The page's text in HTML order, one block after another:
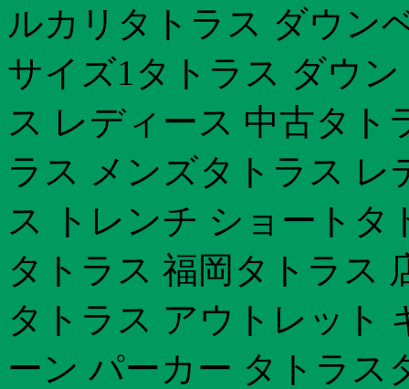
ルカリタトラス ダウン
サイズ1タトラス ダウ
ス レディース 中古タト
ラス メンズタトラス レ
ス トレンチ ショートタ
タトラス 福岡タトラス
タトラス アウトレット
ーン パーカー タトラス